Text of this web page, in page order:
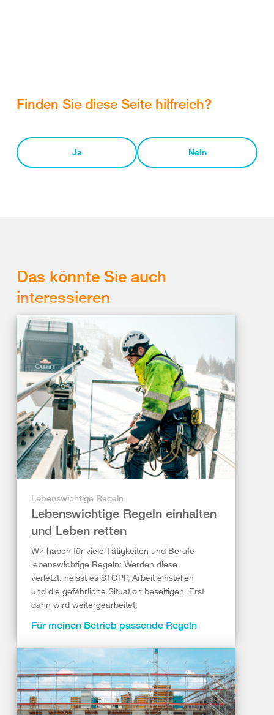
Finden Sie diese Seite hilfreich?
Ja Nein
Das könnte Sie auch
interessieren
Lebenswichtige Regeln
Lebenswichtige Regeln einhalten
und Leben retten
Wir haben für viele Tätigkeiten und Berufe
lebenswichtige Regeln: Werden diese
verletzt, heisst es STOPP, Arbeit einstellen
und die gefährliche Situation beseitigen. Erst
dann wird weitergearbeitet.
Für meinen Betrieb passende Regeln